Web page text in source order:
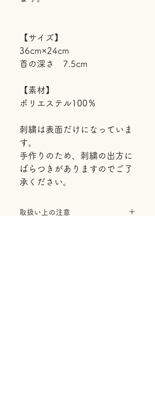
【サイズ】
36cm×24cm
首の深さ 7.5cm
【素材】
ポリエステル100％
刺繍は表面だけになっていま
す。
手作りのため、刺繍の出方に
ばらつきがありますのでご了
承ください。
取扱い上の注意